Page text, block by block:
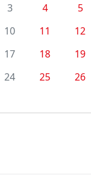
3 4
5
10 11
12
17 18
19
24 25
26